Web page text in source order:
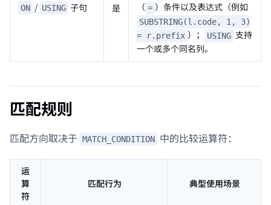
ON / USING 子句 是
（ = ）条件以及表达式（例如
SUBSTRING(l.code, 1, 3)
= r.prefix ）； USING 支持
一个或多个同名列。
匹配规则
匹配方向取决于 MATCH_CONDITION 中的比较运算符：
运
算
符
匹配行为 典型使用场景